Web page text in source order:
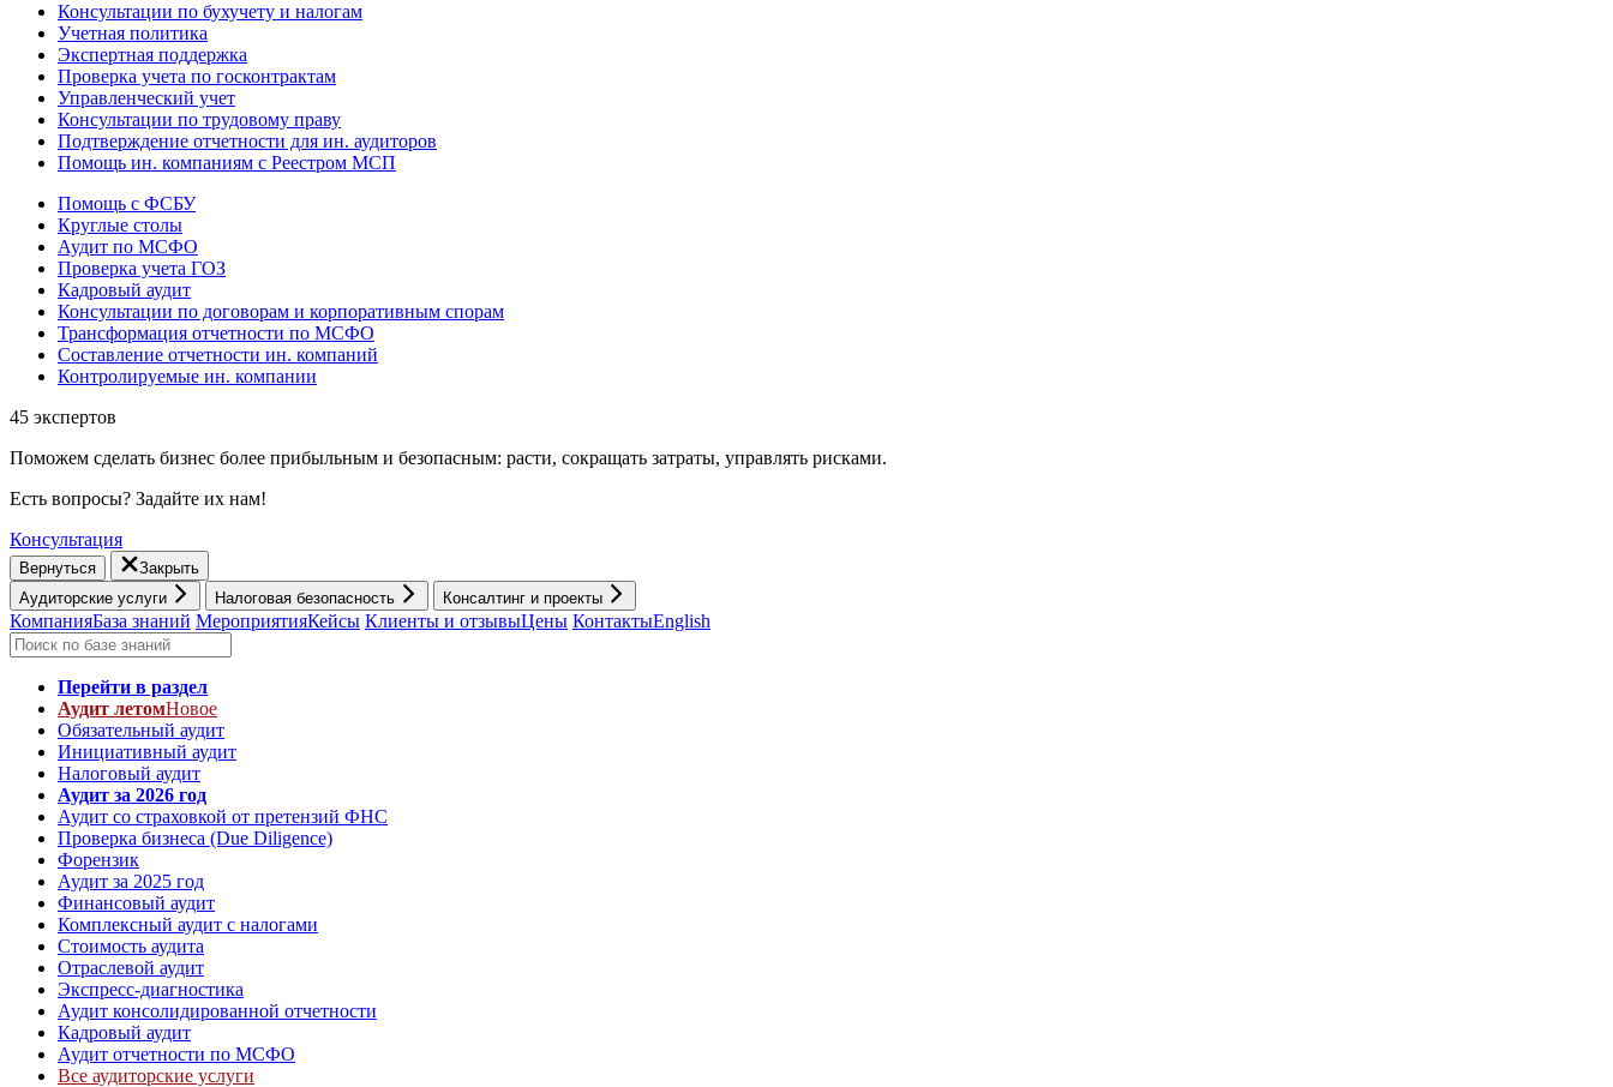
Консультации по бухучету и налогам
Учетная политика
Экспертная поддержка
Проверка учета по госконтрактам
Управленческий учет
Консультации по трудовому праву
Подтверждение отчетности для ин. аудиторов
Помощь ин. компаниям с Реестром МСП
Помощь с ФСБУ
Круглые столы
Аудит по МСФО
Проверка учета ГОЗ
Кадровый аудит
Консультации по договорам и корпоративным спорам
Трансформация отчетности по МСФО
Составление отчетности ин. компаний
Контролируемые ин. компании
45 экспертов
Поможем сделать бизнес более прибыльным и безопасным: расти, cокращать затраты, управлять рисками.
Есть вопросы? Задайте их нам!
Консультация
Вернуться
Закрыть
Аудиторские услуги
Налоговая безопасность Консалтинг и проекты
КомпанияБаза знаний МероприятияКейсы Клиенты и отзывыЦены КонтактыEnglish
Перейти в раздел
Аудит летомНовое
Обязательный аудит
Инициативный аудит
Налоговый аудит
Аудит за 2026 год
Аудит со страховкой от претензий ФНС
Проверка бизнеса (Due Diligence)
Форензик
Аудит за 2025 год
Финансовый аудит
Комплексный аудит с налогами
Стоимость аудита
Отраслевой аудит
Экспресс-диагностика
Аудит консолидированной отчетности
Кадровый аудит
Аудит отчетности по МСФО
Все аудиторские услуги